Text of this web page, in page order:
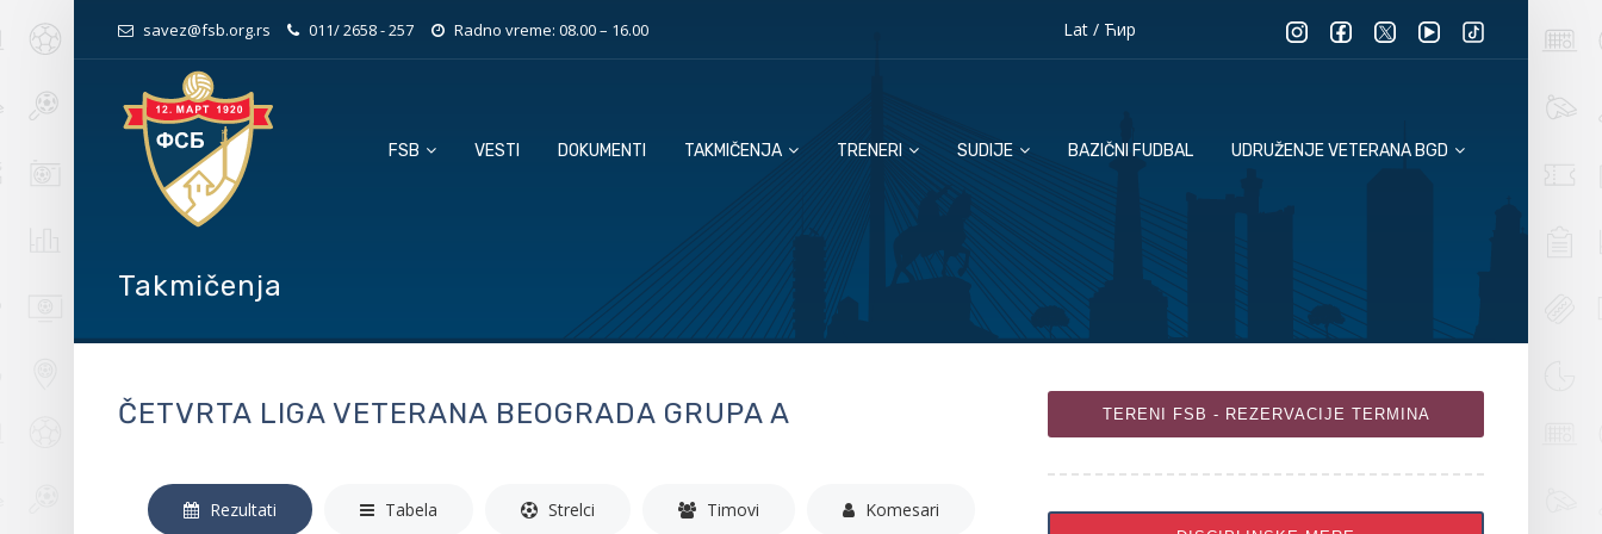
savez@fsb.org.rs 011/ 2658 - 257 Radno vreme: 08.00 – 16.00 Lat/ Ћир
FSB VESTI DOKUMENTI TAKMIČENJA TRENERI SUDIJE BAZIČNI FUDBAL UDRUŽENJE VETERANA BGD
Takmičenja
ČETVRTA LIGA VETERANA BEOGRADA GRUPA A
Rezultati Tabela Strelci Timovi Komesari
TERENI FSB - REZERVACIJE TERMINA